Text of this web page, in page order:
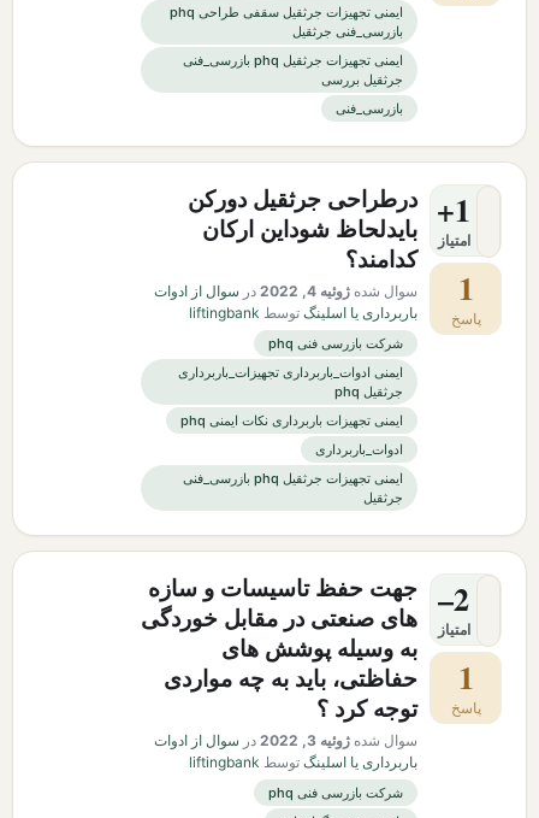
ایمنی تجهیزات جرثقیل سقفی طراحی phq
بازرسی_فنی جرثقیل
ایمنی تجهیزات جرثقیل phq بازرسی_فنی
جرثقیل بررسی
بازرسی_فنی
+1
امتیاز
1
پاسخ
درطراحی جرثقیل دورکن
بایدلحاظ شوداین ارکان
کدامند؟
سوال شده ژوئیه 4, 2022 در سوال از ادوات
باربرداری یا اسلینگ توسط liftingbank
شرکت بازرسی فنی phq
ایمنی ادوات_باربرداری تجهیزات_باربرداری
جرثقیل phq
ایمنی تجهیزات باربرداری نکات ایمنی phq
ادوات_باربرداری
ایمنی تجهیزات جرثقیل phq بازرسی_فنی
جرثقیل
–2
امتیاز
1
پاسخ
جهت حفظ تاسیسات و سازه
های صنعتی در مقابل خوردگی
به وسیله پوشش های
حفاظتی، باید به چه مواردی
توجه کرد ؟
سوال شده ژوئیه 3, 2022 در سوال از ادوات
باربرداری یا اسلینگ توسط liftingbank
شرکت بازرسی فنی phq